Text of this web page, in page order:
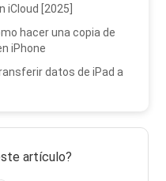
iCloud [2025]
hacer una copia de
iPhone
datos de iPad a
artículo?